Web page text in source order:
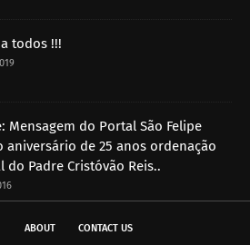
todos !!!
Mensagem do Portal São Felipe
aniversário de 25 anos ordenação
do Padre Cristóvão Reis..
ABOUT CONTACT US